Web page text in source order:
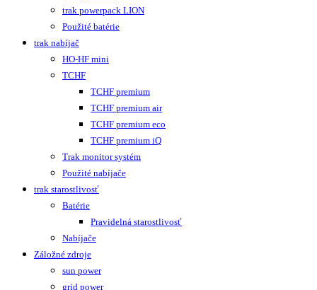
trak powerpack LION
Použité batérie
trak nabíjač
HO-HF mini
TCHF
TCHF premium
TCHF premium air
TCHF premium eco
TCHF premium iQ
Trak monitor systém
Použité nabíjače
trak starostlivosť
Batérie
Pravidelná starostlivosť
Nabíjače
Záložné zdroje
sun power
grid power